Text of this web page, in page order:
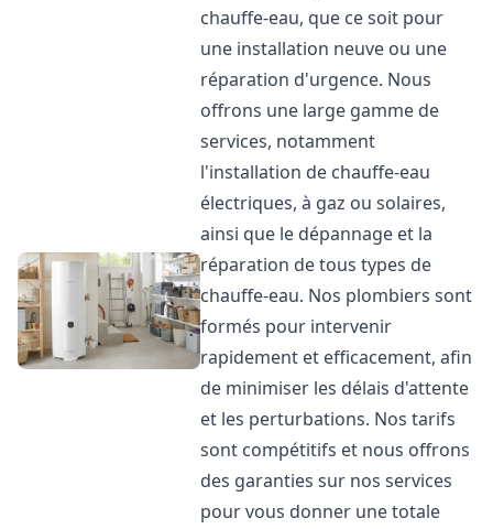
chauffe-eau, que ce soit pour
une installation neuve ou une
réparation d'urgence. Nous
offrons une large gamme de
services, notamment
l'installation de chauffe-eau
électriques, à gaz ou solaires,
ainsi que le dépannage et la
réparation de tous types de
chauffe-eau. Nos plombiers sont
formés pour intervenir
rapidement et efficacement, afin
de minimiser les délais d'attente
et les perturbations. Nos tarifs
sont compétitifs et nous offrons
des garanties sur nos services
pour vous donner une totale